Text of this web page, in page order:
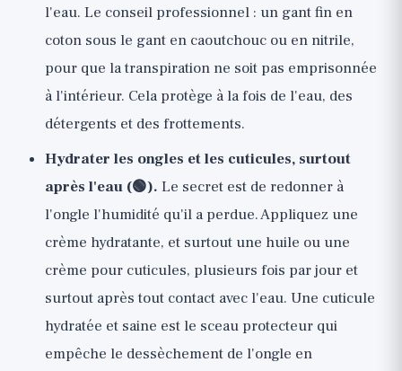
l'eau. Le conseil professionnel : un gant fin en
coton sous le gant en caoutchouc ou en nitrile,
pour que la transpiration ne soit pas emprisonnée
à l'intérieur. Cela protège à la fois de l'eau, des
détergents et des frottements.
Hydrater les ongles et les cuticules, surtout
après l'eau (🟢). Le secret est de redonner à
l'ongle l'humidité qu'il a perdue. Appliquez une
crème hydratante, et surtout une huile ou une
crème pour cuticules, plusieurs fois par jour et
surtout après tout contact avec l'eau. Une cuticule
hydratée et saine est le sceau protecteur qui
empêche le dessèchement de l'ongle en